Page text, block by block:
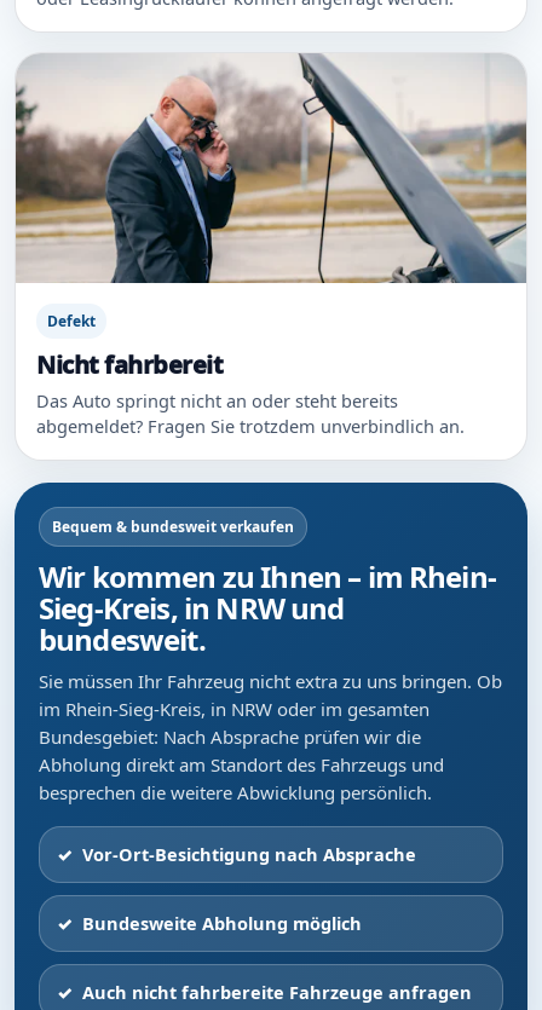
Defekt
Nicht fahrbereit
Das Auto springt nicht an oder steht bereits
abgemeldet? Fragen Sie trotzdem unverbindlich an.
Bequem & bundesweit verkaufen
Wir kommen zu Ihnen – im Rhein-
Sieg-Kreis, in NRW und
bundesweit.
Sie müssen Ihr Fahrzeug nicht extra zu uns bringen. Ob
im Rhein-Sieg-Kreis, in NRW oder im gesamten
Bundesgebiet: Nach Absprache prüfen wir die
Abholung direkt am Standort des Fahrzeugs und
besprechen die weitere Abwicklung persönlich.
Vor-Ort-Besichtigung nach Absprache
Bundesweite Abholung möglich
Auch nicht fahrbereite Fahrzeuge anfragen